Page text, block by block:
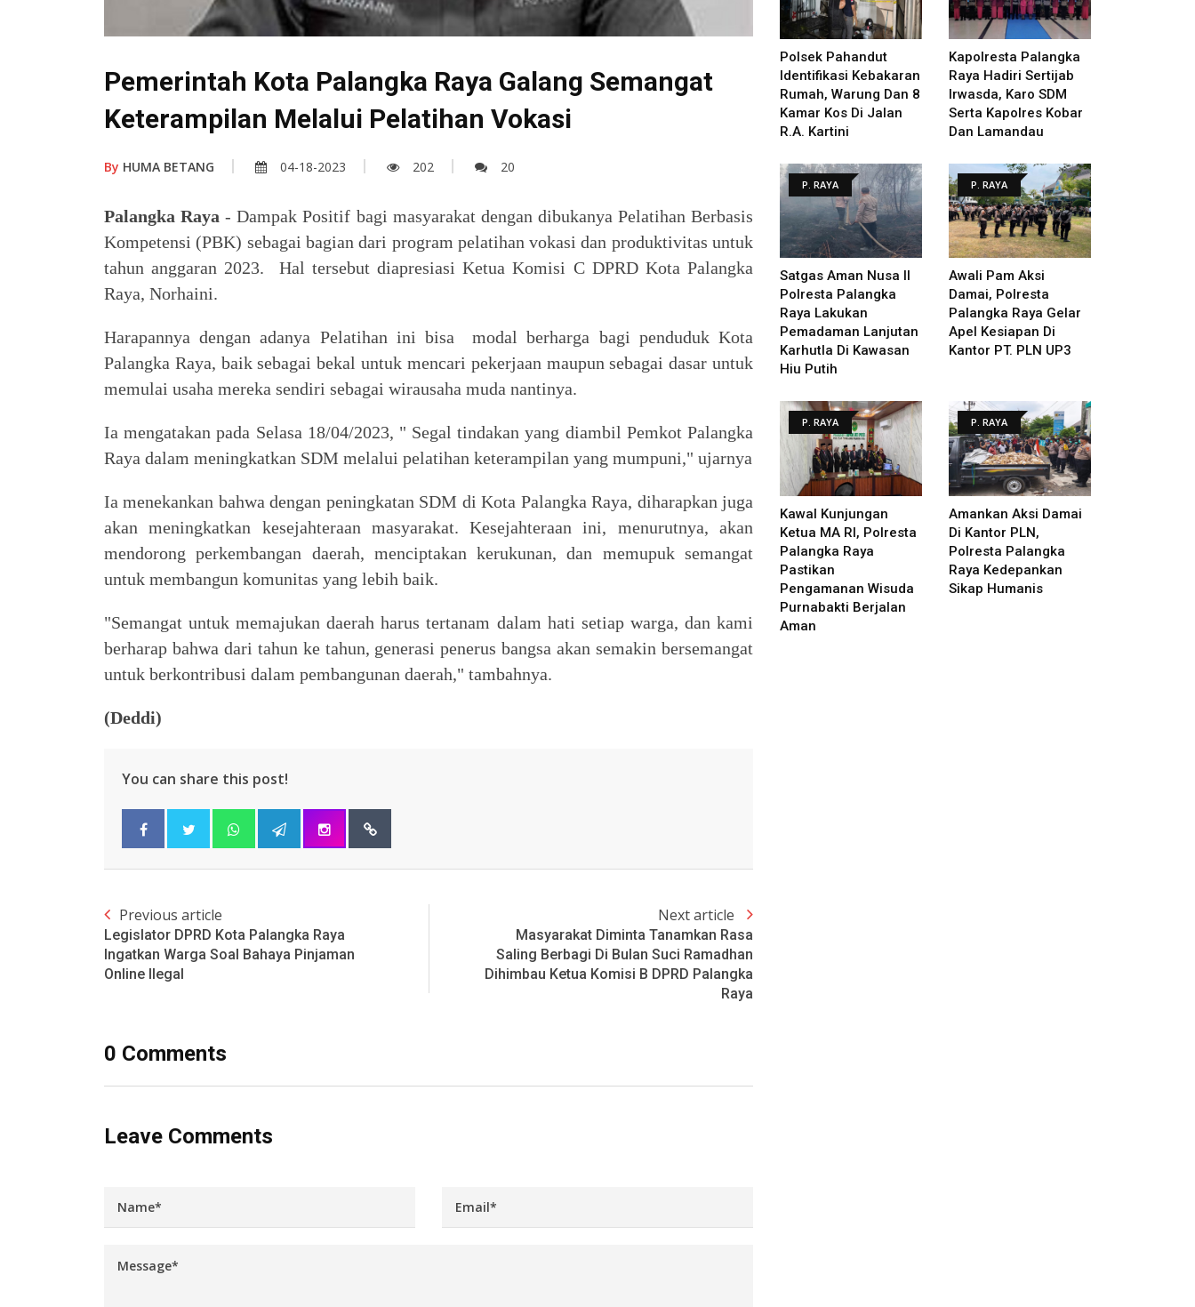
Pemerintah Kota Palangka Raya Galang Semangat
Keterampilan Melalui Pelatihan Vokasi
By HUMA BETANG 04-18-2023 202 20
Palangka Raya - Dampak Positif bagi masyarakat dengan dibukanya Pelatihan Berbasis
Kompetensi (PBK) sebagai bagian dari program pelatihan vokasi dan produktivitas untuk
tahun anggaran 2023. Hal tersebut diapresiasi Ketua Komisi C DPRD Kota Palangka
Raya, Norhaini.
Harapannya dengan adanya Pelatihan ini bisa modal berharga bagi penduduk Kota
Palangka Raya, baik sebagai bekal untuk mencari pekerjaan maupun sebagai dasar untuk
memulai usaha mereka sendiri sebagai wirausaha muda nantinya.
Ia mengatakan pada Selasa 18/04/2023, " Segal tindakan yang diambil Pemkot Palangka
Raya dalam meningkatkan SDM melalui pelatihan keterampilan yang mumpuni," ujarnya
Ia menekankan bahwa dengan peningkatan SDM di Kota Palangka Raya, diharapkan juga
akan meningkatkan kesejahteraan masyarakat. Kesejahteraan ini, menurutnya, akan
mendorong perkembangan daerah, menciptakan kerukunan, dan memupuk semangat
untuk membangun komunitas yang lebih baik.
"Semangat untuk memajukan daerah harus tertanam dalam hati setiap warga, dan kami
berharap bahwa dari tahun ke tahun, generasi penerus bangsa akan semakin bersemangat
untuk berkontribusi dalam pembangunan daerah," tambahnya.
(Deddi)
You can share this post!
Previous article
Legislator DPRD Kota Palangka Raya
Ingatkan Warga Soal Bahaya Pinjaman
Online Ilegal
Next article
Masyarakat Diminta Tanamkan Rasa
Saling Berbagi Di Bulan Suci Ramadhan
Dihimbau Ketua Komisi B DPRD Palangka
Raya
0 Comments
Leave Comments
Polsek Pahandut
Identifikasi Kebakaran
Rumah, Warung Dan 8
Kamar Kos Di Jalan
R.A. Kartini
Kapolresta Palangka
Raya Hadiri Sertijab
Irwasda, Karo SDM
Serta Kapolres Kobar
Dan Lamandau
P. RAYA
Satgas Aman Nusa II
Polresta Palangka
Raya Lakukan
Pemadaman Lanjutan
Karhutla Di Kawasan
Hiu Putih
P. RAYA
Awali Pam Aksi
Damai, Polresta
Palangka Raya Gelar
Apel Kesiapan Di
Kantor PT. PLN UP3
P. RAYA
Kawal Kunjungan
Ketua MA RI, Polresta
Palangka Raya
Pastikan
Pengamanan Wisuda
Purnabakti Berjalan
Aman
P. RAYA
Amankan Aksi Damai
Di Kantor PLN,
Polresta Palangka
Raya Kedepankan
Sikap Humanis